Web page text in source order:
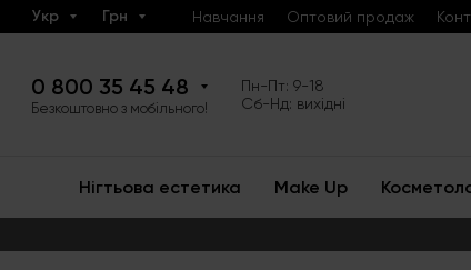
Укр Грн Навчання Оптовий продаж
0 800 35 45 48
Безкоштовно з мобільного!
Пн-Пт: 9-18
Сб-Нд: вихідні
Нігтьова естетика Make Up